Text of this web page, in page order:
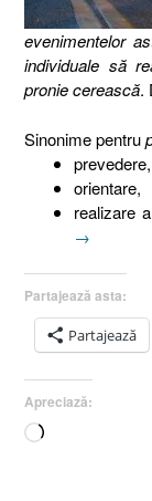
evenimentelor
individuale să
pronie cerească.
Sinonime pentru
prevedere,
orientare,
realizare
→
Partajează asta:
Partajează
Apreciază:
Încarc...